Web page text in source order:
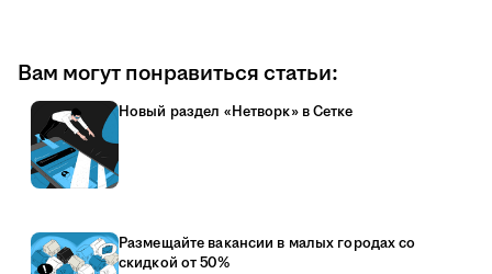
Вам могут понравиться статьи:
Новый раздел «Нетворк» в Сетке
Размещайте вакансии в малых городах со
скидкой от 50%